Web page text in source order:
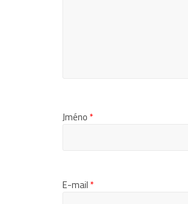
Jméno *
E-mail *